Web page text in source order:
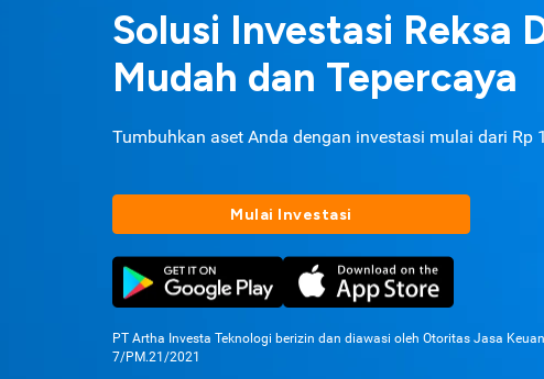
Solusi Investasi Reksa
Mudah dan Tepercaya
Tumbuhkan aset Anda dengan investasi mulai dari Rp
Mulai Investasi
PT Artha Investa Teknologi berizin dan diawasi oleh Otoritas Jasa
7/PM.21/2021